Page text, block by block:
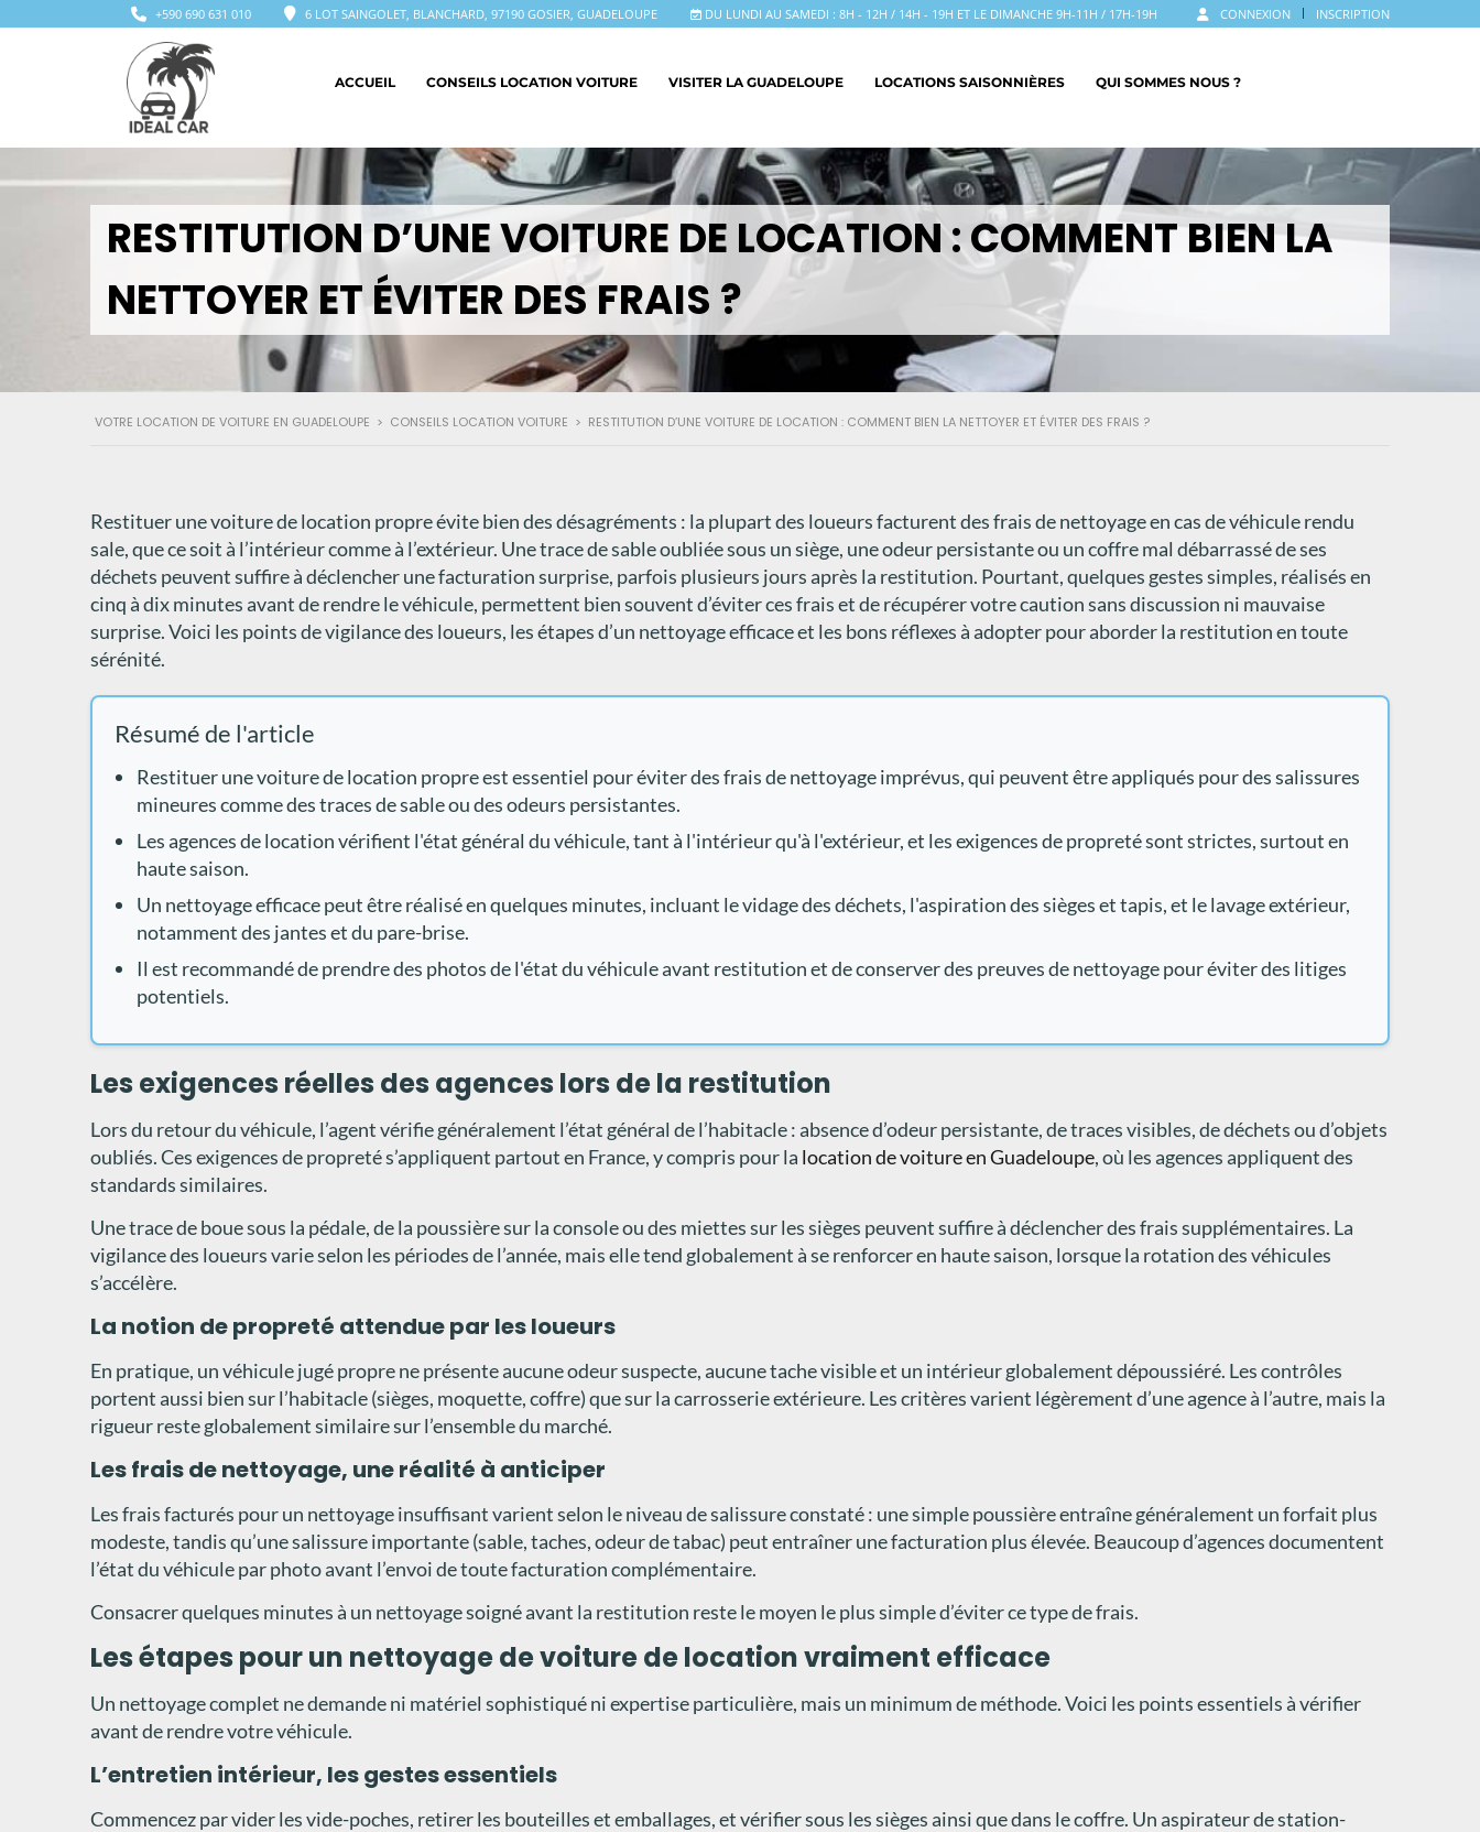
CONNEXION INSCRIPTION
DU LUNDI AU SAMEDI : 8H - 12H / 14H - 19H ET LE DIMANCHE 9H-11H / 17H-19H
6 LOT SAINGOLET, BLANCHARD, 97190 GOSIER, GUADELOUPE
+590 690 631 010
ACCUEIL CONSEILS LOCATION VOITURE VISITER LA GUADELOUPE LOCATIONS SAISONNIÈRES QUI SOMMES NOUS ?
RESTITUTION D’UNE VOITURE DE LOCATION : COMMENT BIEN LA
NETTOYER ET ÉVITER DES FRAIS ?
VOTRE LOCATION DE VOITURE EN GUADELOUPE > CONSEILS LOCATION VOITURE > RESTITUTION D’UNE VOITURE DE LOCATION : COMMENT BIEN LA NETTOYER ET ÉVITER DES FRAIS ?
Restituer une voiture de location propre évite bien des désagréments : la plupart des loueurs facturent des frais de nettoyage en cas de véhicule rendu
sale, que ce soit à l’intérieur comme à l’extérieur. Une trace de sable oubliée sous un siège, une odeur persistante ou un coffre mal débarrassé de ses
déchets peuvent suffire à déclencher une facturation surprise, parfois plusieurs jours après la restitution. Pourtant, quelques gestes simples, réalisés en
cinq à dix minutes avant de rendre le véhicule, permettent bien souvent d’éviter ces frais et de récupérer votre caution sans discussion ni mauvaise
surprise. Voici les points de vigilance des loueurs, les étapes d’un nettoyage efficace et les bons réflexes à adopter pour aborder la restitution en toute
sérénité.
Résumé de l'article
Restituer une voiture de location propre est essentiel pour éviter des frais de nettoyage imprévus, qui peuvent être appliqués pour des salissures
mineures comme des traces de sable ou des odeurs persistantes.
Les agences de location vérifient l'état général du véhicule, tant à l'intérieur qu'à l'extérieur, et les exigences de propreté sont strictes, surtout en
haute saison.
Un nettoyage efficace peut être réalisé en quelques minutes, incluant le vidage des déchets, l'aspiration des sièges et tapis, et le lavage extérieur,
notamment des jantes et du pare-brise.
Il est recommandé de prendre des photos de l'état du véhicule avant restitution et de conserver des preuves de nettoyage pour éviter des litiges
potentiels.
Les exigences réelles des agences lors de la restitution
Lors du retour du véhicule, l’agent vérifie généralement l’état général de l’habitacle : absence d’odeur persistante, de traces visibles, de déchets ou d’objets
oubliés. Ces exigences de propreté s’appliquent partout en France, y compris pour la location de voiture en Guadeloupe, où les agences appliquent des
standards similaires.
Une trace de boue sous la pédale, de la poussière sur la console ou des miettes sur les sièges peuvent suffire à déclencher des frais supplémentaires. La
vigilance des loueurs varie selon les périodes de l’année, mais elle tend globalement à se renforcer en haute saison, lorsque la rotation des véhicules
s’accélère.
La notion de propreté attendue par les loueurs
En pratique, un véhicule jugé propre ne présente aucune odeur suspecte, aucune tache visible et un intérieur globalement dépoussiéré. Les contrôles
portent aussi bien sur l’habitacle (sièges, moquette, coffre) que sur la carrosserie extérieure. Les critères varient légèrement d’une agence à l’autre, mais la
rigueur reste globalement similaire sur l’ensemble du marché.
Les frais de nettoyage, une réalité à anticiper
Les frais facturés pour un nettoyage insuffisant varient selon le niveau de salissure constaté : une simple poussière entraîne généralement un forfait plus
modeste, tandis qu’une salissure importante (sable, taches, odeur de tabac) peut entraîner une facturation plus élevée. Beaucoup d’agences documentent
l’état du véhicule par photo avant l’envoi de toute facturation complémentaire.
Consacrer quelques minutes à un nettoyage soigné avant la restitution reste le moyen le plus simple d’éviter ce type de frais.
Les étapes pour un nettoyage de voiture de location vraiment efficace
Un nettoyage complet ne demande ni matériel sophistiqué ni expertise particulière, mais un minimum de méthode. Voici les points essentiels à vérifier
avant de rendre votre véhicule.
L’entretien intérieur, les gestes essentiels
Commencez par vider les vide-poches, retirer les bouteilles et emballages, et vérifier sous les sièges ainsi que dans le coffre. Un aspirateur de station-